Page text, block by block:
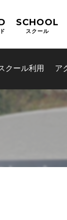
SCHOOL
スクール
クール利用 ア